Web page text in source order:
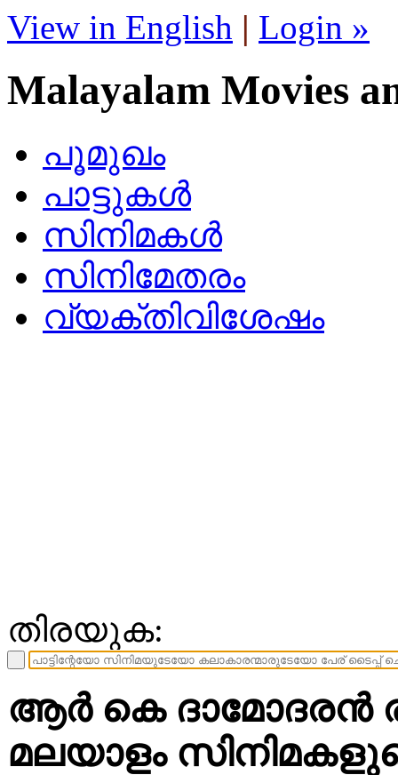
View in English | Login »
Malayalam Movies
പൂമുഖം
പാട്ടുകള്‍
സിനിമകള്‍
സിനിമേതരം
വ്യക്തിവിശേഷം
തിരയുക:
ആര്‍ കെ ദാമോദരന്‍
മലയാളം